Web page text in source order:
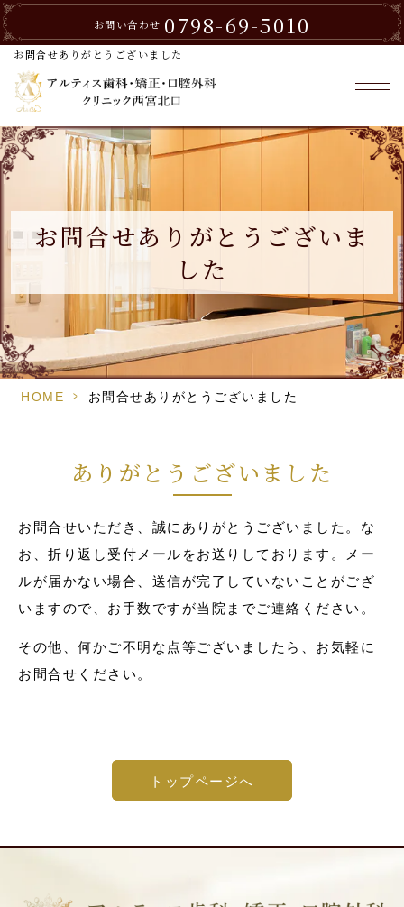
お問合せありがとうございました
お問い合わせ 0798-69-5010
お問合せありがとうございま
した
HOME > お問合せありがとうございました
ありがとうございました
お問合せいただき、誠にありがとうございました。な
お、折り返し受付メールをお送りしております。メー
ルが届かない場合、送信が完了していないことがござ
いますので、お手数ですが当院までご連絡ください。
その他、何かご不明な点等ございましたら、お気軽に
お問合せください。
トップページへ